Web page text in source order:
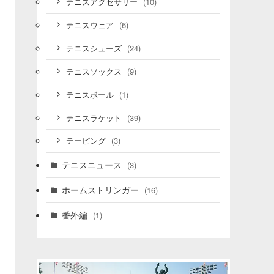
テニスウェア (6)
テニスシューズ (24)
テニスソックス (9)
テニスボール (1)
テニスラケット (39)
テーピング (3)
テニスニュース (3)
ホームストリンガー (16)
番外編 (1)